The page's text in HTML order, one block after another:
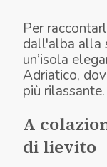
Per
dall'alba alla
un’isola
Adriatico,
più rilassante.
A
di lievito